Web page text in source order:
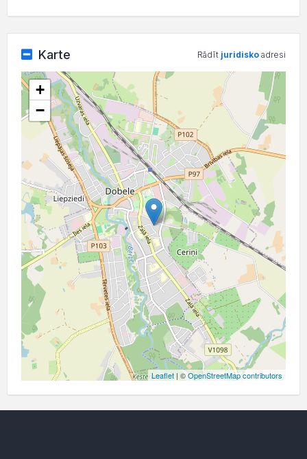
Karte Rādīt juridisko adresi
+
−
Leaflet | ©OpenStreetMap contributors